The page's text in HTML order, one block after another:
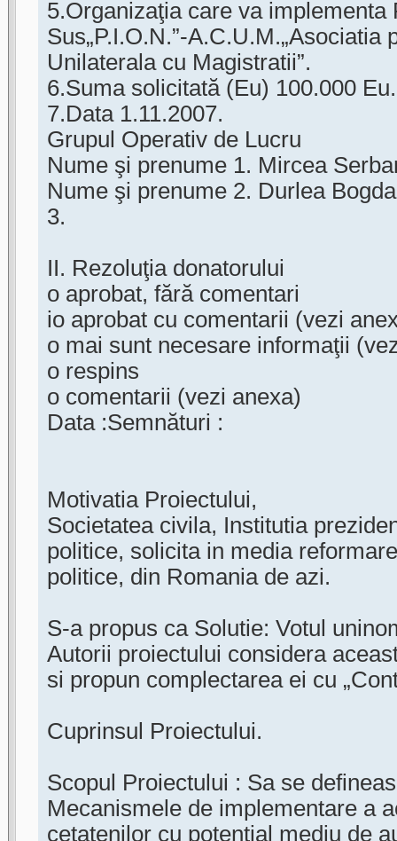
5.Organizaţia care va implementa
Sus„P.I.O.N.”-A.C.U.M.„Asociatia
Unilaterala cu Magistratii”.
6.Suma solicitată (Eu) 100.000 Eu.
7.Data 1.11.2007.
Grupul Operativ de Lucru
Nume şi prenume 1. Mircea
Nume şi prenume 2. Durlea
3.
II. Rezoluţia donatorului
o aprobat, fără comentari
io aprobat cu comentarii (vezi
o mai sunt necesare informaţii
o respins
o comentarii (vezi anexa)
Data :Semnături :
Motivatia Proiectului,
Societatea civila, Institutia
politice, solicita in media
politice, din Romania de azi.
S-a propus ca Solutie: Votul
Autorii proiectului considera
si propun complectarea ei cu
Cuprinsul Proiectului.
Scopul Proiectului : Sa se
Mecanismele de implementare a
cetatenilor cu potential mediu de